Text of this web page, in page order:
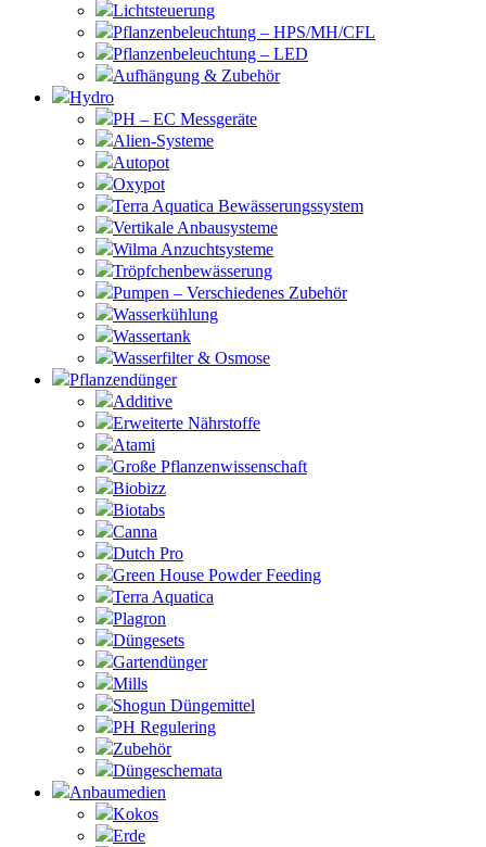
Lichtsteuerung
Pflanzenbeleuchtung – HPS/MH/CFL
Pflanzenbeleuchtung – LED
Aufhängung & Zubehör
Hydro
PH – EC Messgeräte
Alien-Systeme
Autopot
Oxypot
Terra Aquatica Bewässerungssystem
Vertikale Anbausysteme
Wilma Anzuchtsysteme
Tröpfchenbewässerung
Pumpen – Verschiedenes Zubehör
Wasserkühlung
Wassertank
Wasserfilter & Osmose
Pflanzendünger
Additive
Erweiterte Nährstoffe
Atami
Große Pflanzenwissenschaft
Biobizz
Biotabs
Canna
Dutch Pro
Green House Powder Feeding
Terra Aquatica
Plagron
Düngesets
Gartendünger
Mills
Shogun Düngemittel
PH Regulering
Zubehör
Düngeschemata
Anbaumedien
Kokos
Erde